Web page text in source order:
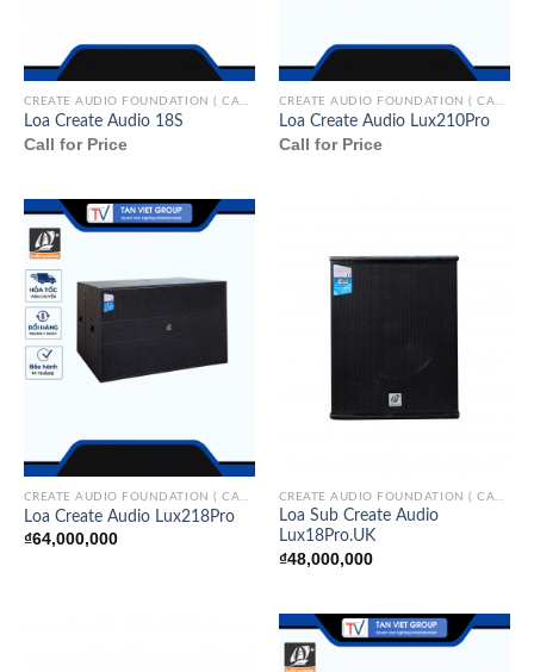
Loa Create Audio 18S
Call for Price
Loa Create Audio Lux210Pro
Call for Price
Loa Create Audio Lux218Pro
₫64,000,000
Loa Sub Create Audio
Lux18Pro.UK
₫48,000,000